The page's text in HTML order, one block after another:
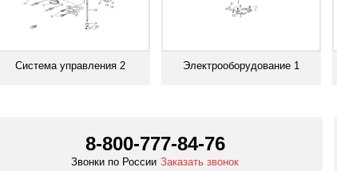
Система управления 2 Электрооборудование 1
8-800-777-84-76
Звонки по России Заказать звонок